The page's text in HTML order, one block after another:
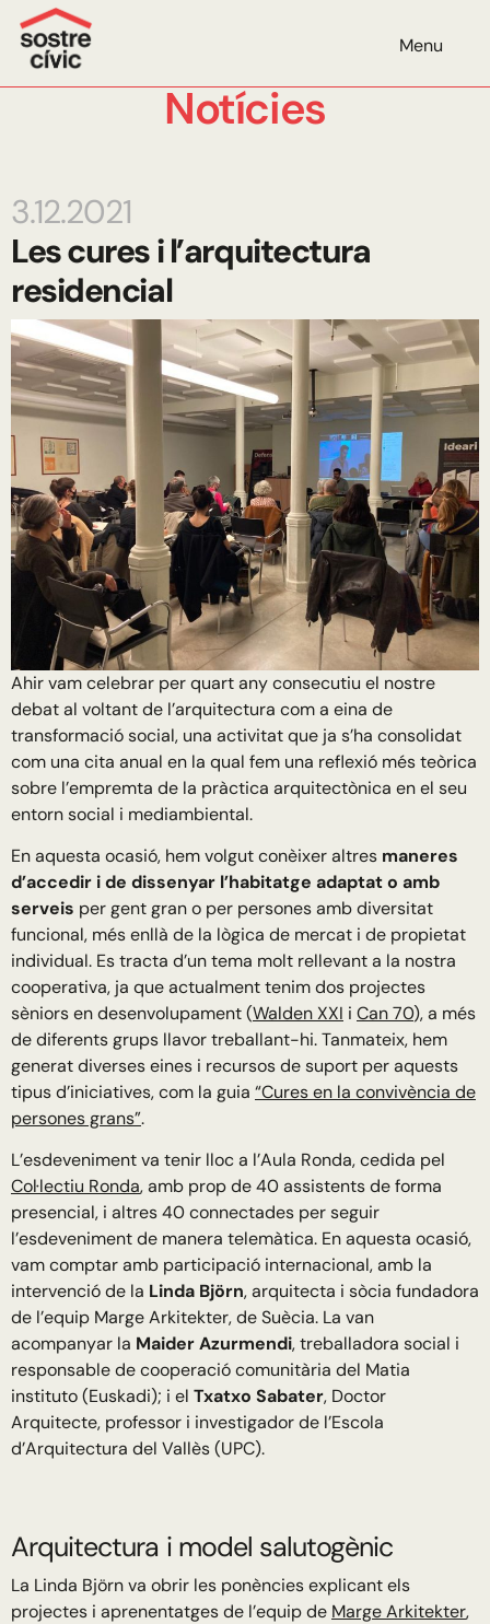
Menu
Notícies
3.12.2021
Les cures i l’arquitectura
residencial
Ahir vam celebrar per quart any consecutiu el nostre
debat al voltant de l’arquitectura com a eina de
transformació social, una activitat que ja s’ha consolidat
com una cita anual en la qual fem una reflexió més teòrica
sobre l’empremta de la pràctica arquitectònica en el seu
entorn social i mediambiental.
En aquesta ocasió, hem volgut conèixer altres maneres
d’accedir i de dissenyar l’habitatge adaptat o amb
serveis per gent gran o per persones amb diversitat
funcional, més enllà de la lògica de mercat i de propietat
individual. Es tracta d’un tema molt rellevant a la nostra
cooperativa, ja que actualment tenim dos projectes
sèniors en desenvolupament (Walden XXI i Can 70), a més
de diferents grups llavor treballant-hi. Tanmateix, hem
generat diverses eines i recursos de suport per aquests
tipus d’iniciatives, com la guia “Cures en la convivència de
persones grans”.
L’esdeveniment va tenir lloc a l’Aula Ronda, cedida pel
Col·lectiu Ronda, amb prop de 40 assistents de forma
presencial, i altres 40 connectades per seguir
l’esdeveniment de manera telemàtica. En aquesta ocasió,
vam comptar amb participació internacional, amb la
intervenció de la Linda Björn, arquitecta i sòcia fundadora
de l’equip Marge Arkitekter, de Suècia. La van
acompanyar la Maider Azurmendi, treballadora social i
responsable de cooperació comunitària del Matia
instituto (Euskadi); i el Txatxo Sabater, Doctor
Arquitecte, professor i investigador de l’Escola
d’Arquitectura del Vallès (UPC).
Arquitectura i model salutogènic
La Linda Björn va obrir les ponències explicant els
projectes i aprenentatges de l’equip de Marge Arkitekter,